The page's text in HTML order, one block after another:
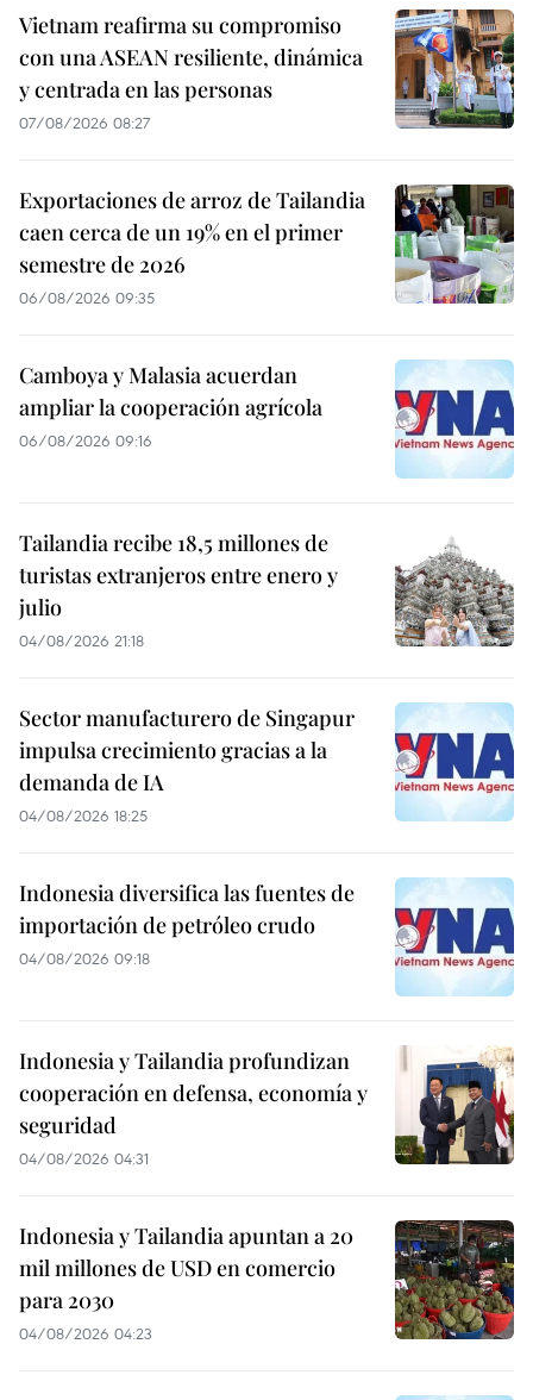
Vietnam reafirma su compromiso
con una ASEAN resiliente, dinámica
y centrada en las personas
07/08/2026 08:27
Exportaciones de arroz de Tailandia
caen cerca de un 19% en el primer
semestre de 2026
06/08/2026 09:35
Camboya y Malasia acuerdan
ampliar la cooperación agrícola
06/08/2026 09:16
Tailandia recibe 18,5 millones de
turistas extranjeros entre enero y
julio
04/08/2026 21:18
Sector manufacturero de Singapur
impulsa crecimiento gracias a la
demanda de IA
04/08/2026 18:25
Indonesia diversifica las fuentes de
importación de petróleo crudo
04/08/2026 09:18
Indonesia y Tailandia profundizan
cooperación en defensa, economía y
seguridad
04/08/2026 04:31
Indonesia y Tailandia apuntan a 20
mil millones de USD en comercio
para 2030
04/08/2026 04:23